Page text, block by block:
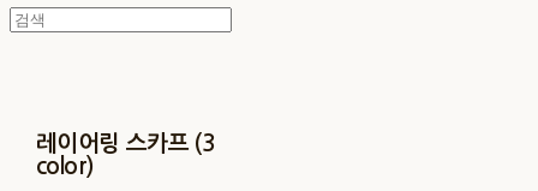
레이어링 스카프 (3
color)